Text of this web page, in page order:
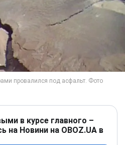
в курсе главного –
на Новини на OBOZ.UA в